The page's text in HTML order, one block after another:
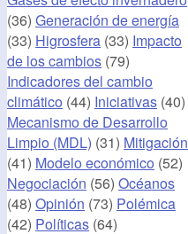
(36) Generación de energía
(33) Higrosfera (33) Impacto
de los cambios (79)
Indicadores del cambio
climático (44) Iniciativas (40)
Mecanismo de Desarrollo
Limpio (MDL) (31) Mitigación
(41) Modelo económico (52)
Negociación (56) Océanos
(48) Opinión (73) Polémica
(42) Políticas (64)